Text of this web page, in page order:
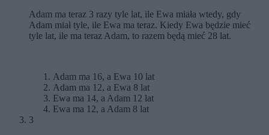
Adam ma teraz 3 razy tyle lat, ile Ewa miała wtedy, gdy
Adam miał tyle, ile Ewa ma teraz. Kiedy Ewa będzie mieć
tyle lat, ile ma teraz Adam, to razem będą mieć 28 lat.
Adam ma 16, a Ewa 10 lat
Adam ma 12, a Ewa 8 lat
Ewa ma 14, a Adam 12 lat
Ewa ma 12, a Adam 8 lat
3